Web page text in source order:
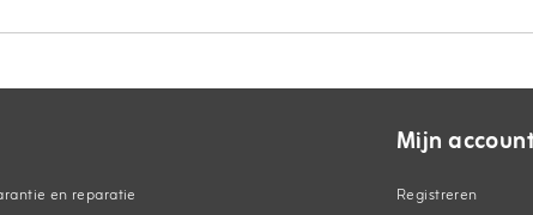
en reparatie
Mijn
Registreren